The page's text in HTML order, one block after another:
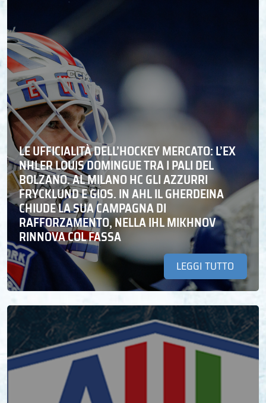
LE UFFICIALITÀ DELL’HOCKEY MERCATO: L’EX
NHLER LOUIS DOMINGUE TRA I PALI DEL
BOLZANO. AL MILANO HC GLI AZZURRI
FRYCKLUND E GIOS. IN AHL IL GHERDEINA
CHIUDE LA SUA CAMPAGNA DI
RAFFORZAMENTO, NELLA IHL MIKHNOV
RINNOVA COL FASSA
LEGGI TUTTO